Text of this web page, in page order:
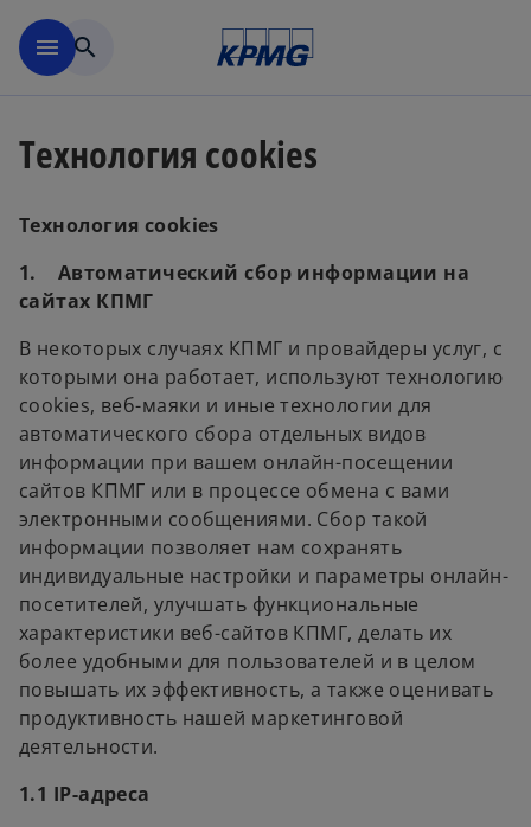
menu search
Технология cookies
Технология cookies
1. Автоматический сбор информации на
сайтах КПМГ
В некоторых случаях КПМГ и провайдеры услуг, с
которыми она работает, используют технологию
cookies, веб-маяки и иные технологии для
автоматического сбора отдельных видов
информации при вашем онлайн-посещении
сайтов КПМГ или в процессе обмена с вами
электронными сообщениями. Сбор такой
информации позволяет нам сохранять
индивидуальные настройки и параметры онлайн-
посетителей, улучшать функциональные
характеристики веб-сайтов КПМГ, делать их
более удобными для пользователей и в целом
повышать их эффективность, а также оценивать
продуктивность нашей маркетинговой
деятельности.
1.1 IP-адреса